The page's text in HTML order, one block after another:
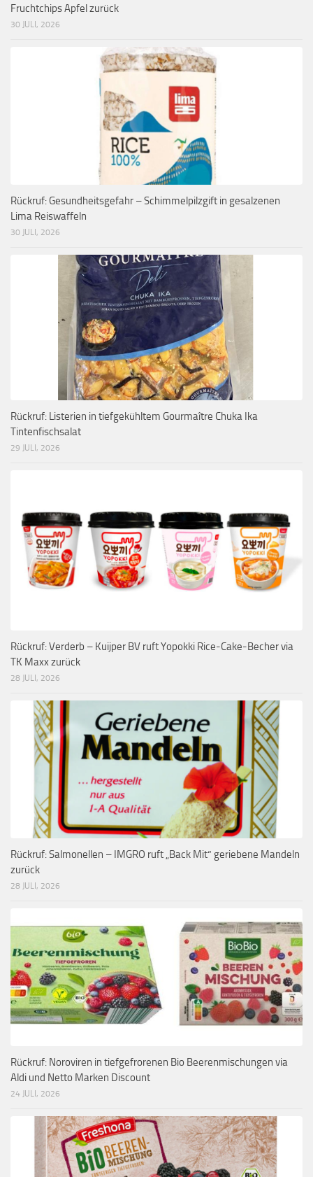
Fruchtchips Apfel zurück
30 JULI, 2026
Rückruf: Gesundheitsgefahr – Schimmelpilzgift in gesalzenen
Lima Reiswaffeln
30 JULI, 2026
Rückruf: Listerien in tiefgekühltem Gourmaître Chuka Ika
Tintenfischsalat
29 JULI, 2026
Rückruf: Verderb – Kuijper BV ruft Yopokki Rice-Cake-Becher via
TK Maxx zurück
28 JULI, 2026
Rückruf: Salmonellen – IMGRO ruft „Back Mit“ geriebene Mandeln
zurück
28 JULI, 2026
Rückruf: Noroviren in tiefgefrorenen Bio Beerenmischungen via
Aldi und Netto Marken Discount
24 JULI, 2026